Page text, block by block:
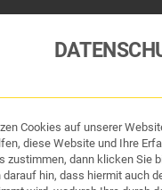
und Hygiene
Cookies auf unserer
diese Website und Ihre
zustimmen, dann klicken Sie
hin, dass hiermit auch